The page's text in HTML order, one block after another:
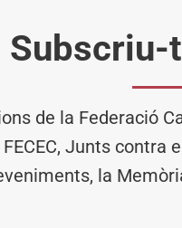
de la Federació
Junts
la